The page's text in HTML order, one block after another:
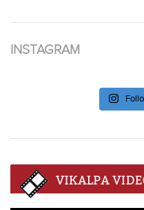
INSTAGRAM